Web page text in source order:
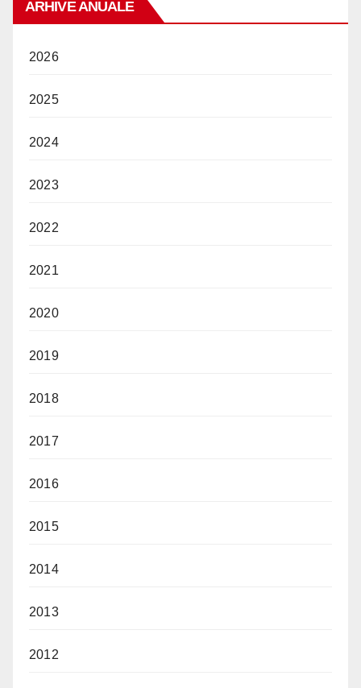
ARHIVE ANUALE
2026
2025
2024
2023
2022
2021
2020
2019
2018
2017
2016
2015
2014
2013
2012